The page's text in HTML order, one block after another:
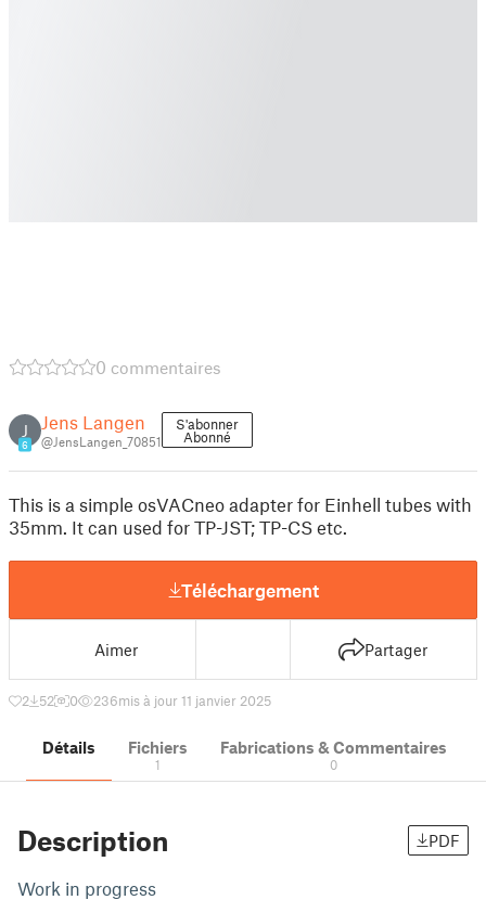
0 commentaires
J
6
Jens Langen
@JensLangen_70851
S'abonner
Abonné
This is a simple osVACneo adapter for Einhell tubes with
35mm. It can used for TP-JST; TP-CS etc.
Téléchargement
Aimer Partager
2 52 0 236mis à jour 11 janvier 2025
Détails Fichiers
1
Fabrications & Commentaires
0
Description PDF
Work in progress